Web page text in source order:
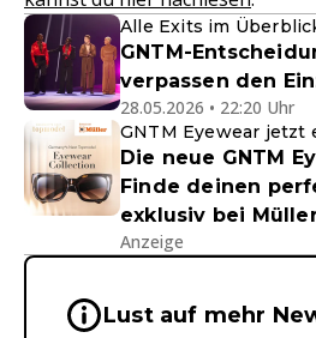
Alle Exits im
GNTM-
verpassen den
28.05.2026 • 22:20 Uhr
GNTM Eyewear jetzt
Die neue GNTM
Finde deinen
exklusiv bei
Anzeige
Wichtige
Lust auf mehr